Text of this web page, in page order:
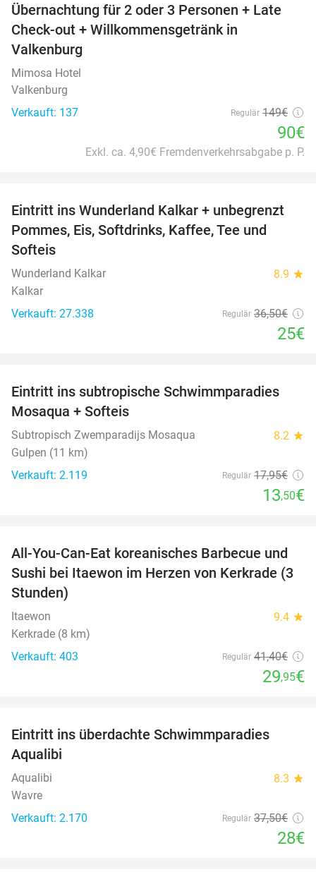
40%
Übernachtung für 2 oder 3 Personen + Late
Check-out + Willkommensgetränk in
Valkenburg
Mimosa Hotel
Valkenburg
Verkauft: 137
Regulär 149€
90€
Exkl. ca. 4,90€ Fremdenverkehrsabgabe p. P.
32%
Eintritt ins Wunderland Kalkar + unbegrenzt
Pommes, Eis, Softdrinks, Kaffee, Tee und
Softeis
Wunderland Kalkar 8.9 star
Kalkar
Verkauft: 27.338
Regulär 36,50€
25€
25%
Eintritt ins subtropische Schwimmparadies
Mosaqua + Softeis
Subtropisch Zwemparadijs Mosaqua 8.2 star
Gulpen (11 km)
Verkauft: 2.119
Regulär 17,95€
13,50€
28%
All-You-Can-Eat koreanisches Barbecue und
Sushi bei Itaewon im Herzen von Kerkrade (3
Stunden)
Itaewon 9.4 star
Kerkrade (8 km)
Verkauft: 403
Regulär 41,40€
29,95€
Eintritt ins überdachte Schwimmparadies
Aqualibi
Aqualibi 8.3 star
Wavre
Verkauft: 2.170
Regulär 37,50€
28€